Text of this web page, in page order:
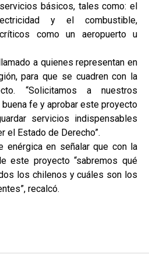
básicos, tales como: el
y el combustible,
como un aeropuerto u
a quienes representan en
para que se cuadren con la
“Solicitamos a nuestros
fe y aprobar este proyecto
servicios indispensables
el Estado de Derecho”.
enérgica en señalar que con la
este proyecto “sabremos qué
los chilenos y cuáles son los
recalcó.